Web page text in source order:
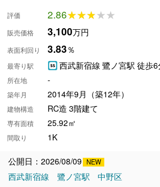
評価 2.86★★★★★
★★★★★
販売価格 3,100万円
表面利回り 3.83％
最寄り駅 西武新宿線 鷺ノ宮駅 徒歩6
所在地 -
築年月 2014年9月（築12年）
建物構造 RC造 3階建て
専有面積 25.92㎡
間取り 1K
公開日：2026/08/09
西武新宿線
鷺ノ宮駅 中野区